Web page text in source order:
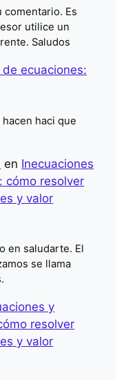
comentario. Es
utilice un
Saludos
ecuaciones:
haci que
en Inecuaciones
cómo resolver
y valor
en saludarte. El
se llama
y
resolver
y valor